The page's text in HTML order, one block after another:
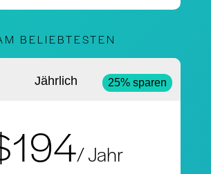
BELIEBTESTEN
Jährlich 25% sparen
/ Jahr